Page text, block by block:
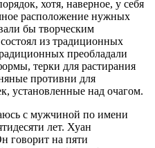
хотя, наверное, у себя
расположение нужных
бы творческим
из традиционных
преобладали
терки для растирания
противни для
установленные над очагом.
с мужчиной по имени
лет. Хуан
говорит на пяти